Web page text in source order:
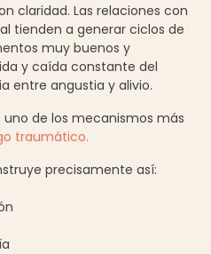
claridad. Las relaciones con
tienden a generar ciclos de
muy buenos y
y caída constante del
entre angustia y alivio.
de los mecanismos más
traumático.
precisamente así: